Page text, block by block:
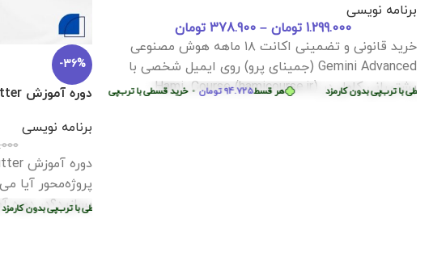
هر قسط 94.725تومان • خرید قسطی با ترب‌پی بدون کارمزد ترب‌پی بدون کارمزد
برنامه نویسی
1.299.000 تومان –
378.900 تومان
خرید قانونی و تضمینی اکانت ۱۸ ماهه هوش مصنوعی
Gemini Advanced (جمینای پرو) روی ایمیل شخصی با
پشتیبانی کامل در Hami_Course (hamicourse.ir)
خرید قسطی با ترب‌پی بدون کارمزد
-36%
دوره آموزش Flutter و برنامه نویسی Dart [پروژه محور]
برنامه نویسی
پروژه‌محور آیا
بسازید؟در دوره
74.750تومان • خرید